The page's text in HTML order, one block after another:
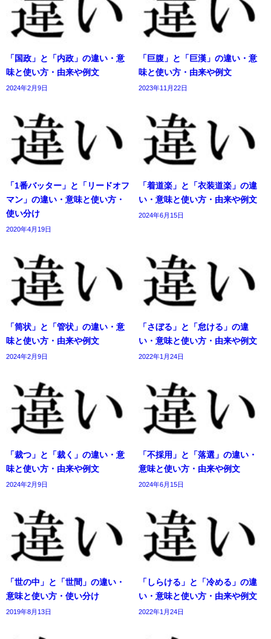
「国政」と「内政」の違い・意
味と使い方・由来や例文
2024年2月9日
「巨腹」と「巨漢」の違い・意
味と使い方・由来や例文
2023年11月22日
「1番バッター」と「リードオフ
マン」の違い・意味と使い方・
使い分け
2020年4月19日
「着道楽」と「衣装道楽」の違
い・意味と使い方・由来や例文
2024年6月15日
「筒状」と「管状」の違い・意
味と使い方・由来や例文
2024年2月9日
「さぼる」と「怠ける」の違
い・意味と使い方・由来や例文
2022年1月24日
「裁つ」と「裁く」の違い・意
味と使い方・由来や例文
2024年2月9日
「不採用」と「落選」の違い・
意味と使い方・由来や例文
2024年6月15日
「世の中」と「世間」の違い・
意味と使い方・使い分け
2019年8月13日
「しらける」と「冷める」の違
い・意味と使い方・由来や例文
2022年1月24日